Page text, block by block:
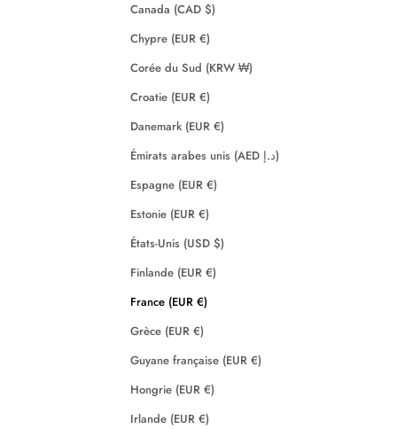
Canada (CAD $)
Chypre (EUR €)
Corée du Sud (KRW ₩)
Croatie (EUR €)
Danemark (EUR €)
Émirats arabes unis (AED د.إ)
Espagne (EUR €)
Estonie (EUR €)
États-Unis (USD $)
Finlande (EUR €)
France (EUR €)
Grèce (EUR €)
Guyane française (EUR €)
Hongrie (EUR €)
Irlande (EUR €)